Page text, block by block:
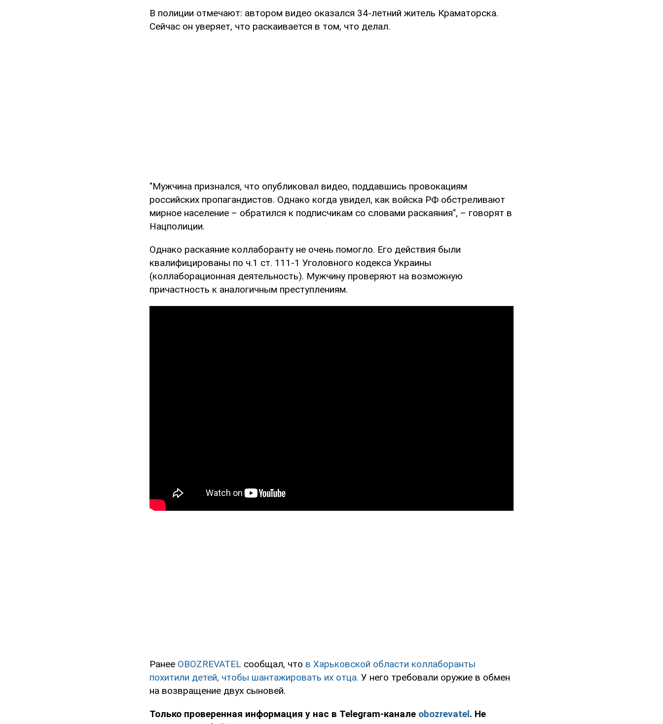
В полиции отмечают: автором видео оказался 34-летний житель Краматорска.
Сейчас он уверяет, что раскаивается в том, что делал.
"Мужчина признался, что опубликовал видео, поддавшись провокациям
российских пропагандистов. Однако когда увидел, как войска РФ обстреливают
мирное население – обратился к подписчикам со словами раскаяния", – говорят в
Нацполиции.
Однако раскаяние коллаборанту не очень помогло. Его действия были
квалифицированы по ч.1 ст. 111-1 Уголовного кодекса Украины
(коллаборационная деятельность). Мужчину проверяют на возможную
причастность к аналогичным преступлениям.
Ранее OBOZREVATEL сообщал, что в Харьковской области коллаборанты
похитили детей, чтобы шантажировать их отца. У него требовали оружие в обмен
на возвращение двух сыновей.
Только проверенная информация у нас в Telegram-канале obozrevatel. Не